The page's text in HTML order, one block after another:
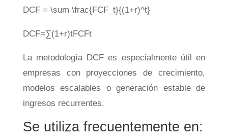
DCF = \sum \frac{FCF_t}{(1+r)^t}
DCF=∑(1+r)tFCFt
La metodología DCF es especialmente útil en
empresas con proyecciones de crecimiento,
modelos escalables o generación estable de
ingresos recurrentes.
Se utiliza frecuentemente en: